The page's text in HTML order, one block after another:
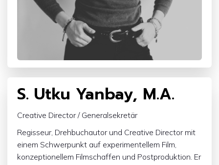
S. Utku Yanbay, M.A.
Creative Director / Generalsekretär
Regisseur, Drehbuchautor und Creative Director mit
einem Schwerpunkt auf experimentellem Film,
konzeptionellem Filmschaffen und Postproduktion. Er